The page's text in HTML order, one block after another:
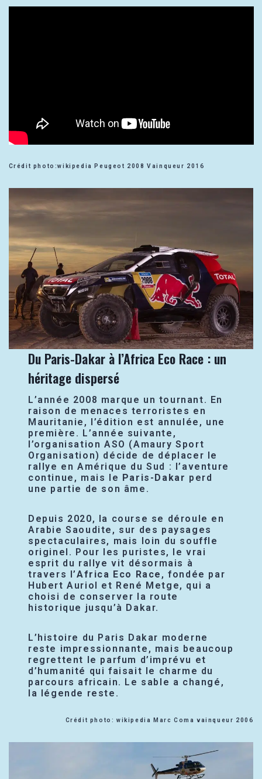
Crédit photo:wikipedia Peugeot 2008 Vainqueur 2016
Du Paris-Dakar à l’Africa Eco Race : un
héritage dispersé
L’année 2008 marque un tournant. En
raison de menaces terroristes en
Mauritanie, l’édition est annulée, une
première. L’année suivante,
l’organisation ASO (Amaury Sport
Organisation) décide de déplacer le
rallye en Amérique du Sud : l’aventure
continue, mais le Paris-Dakar perd
une partie de son âme.
Depuis 2020, la course se déroule en
Arabie Saoudite, sur des paysages
spectaculaires, mais loin du souffle
originel. Pour les puristes, le vrai
esprit du rallye vit désormais à
travers l’Africa Eco Race , fondée par
Hubert Auriol et René Metge, qui a
choisi de conserver la route
historique jusqu’à Dakar.
L’histoire du Paris Dakar moderne
reste impressionnante, mais beaucoup
regrettent le parfum d’imprévu et
d’humanité qui faisait le charme du
parcours africain. Le sable a changé,
la légende reste.
Crédit photo: wikipedia Marc Coma vainqueur 2006